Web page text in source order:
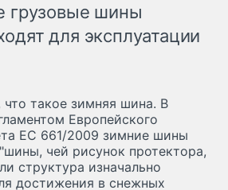
грузовые шины
для эксплуатации
такое зимняя шина. В
Европейского
ЕС 661/2009 зимние шины
чей рисунок протектора,
структура изначально
достижения в снежных